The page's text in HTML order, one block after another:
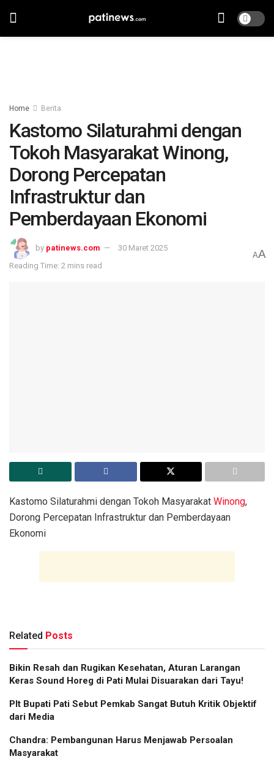
Home Berita
Kastomo Silaturahmi dengan
Tokoh Masyarakat Winong,
Dorong Percepatan
Infrastruktur dan
Pemberdayaan Ekonomi
by patinews.com
30 Maret 2025
Reading Time: 2 mins read
AA
Kastomo Silaturahmi dengan Tokoh Masyarakat Winong,
Dorong Percepatan Infrastruktur dan Pemberdayaan
Ekonomi
Related Posts
Bikin Resah dan Rugikan Kesehatan, Aturan Larangan
Keras Sound Horeg di Pati Mulai Disuarakan dari Tayu!
Plt Bupati Pati Sebut Pemkab Sangat Butuh Kritik Objektif
dari Media
Chandra: Pembangunan Harus Menjawab Persoalan
Masyarakat